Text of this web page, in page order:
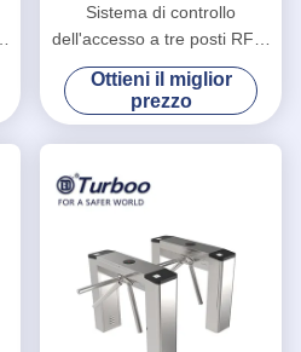
Sistema di controllo
dell'accesso a tre posti RFID
semiautomatico a tre bracci
Ottieni il miglior
prezzo